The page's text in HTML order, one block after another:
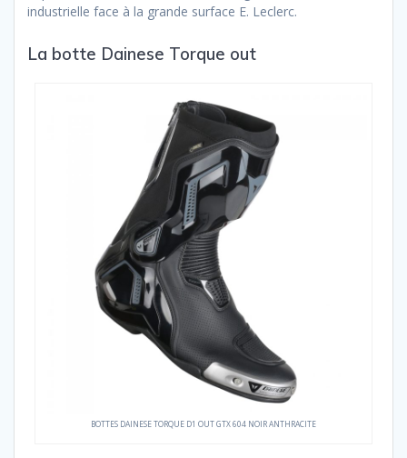
industrielle face à la grande surface E. Leclerc.
La botte Dainese Torque out
BOTTES DAINESE TORQUE D1 OUT GTX 604 NOIR ANTHRACITE